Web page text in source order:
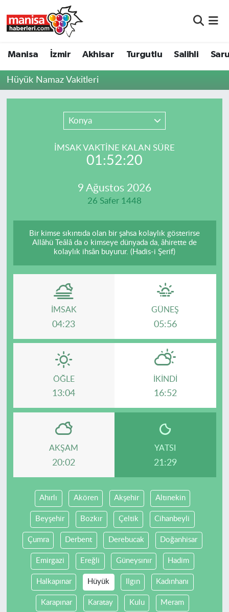
Manisa İzmir Akhisar Turgutlu Salihli
Hüyük Namaz Vakitleri
Konya
İMSAK VAKTİNE KALAN SÜRE
01:52:20
9 Ağustos 2026
26 Safer 1448
Bir kimse sıkıntıda olan bir şahsa kolaylık gösterirse
Allâhü Teâlâ da o kimseye dünyada da, âhirette de
kolaylık ihsân buyurur. (Hadis-i Şerif)
İMSAK
04:23
GÜNEŞ
05:56
ÖĞLE
13:04
İKINDI
16:52
AKŞAM
20:02
YATSI
21:29
Ahırlı Akören Akşehir Altınekin
Beyşehir Bozkır Çeltik Cihanbeyli
Çumra Derbent Derebucak Doğanhisar
Emirgazi Ereğli Güneysınır Hadim
Halkapınar Hüyük Ilgın Kadınhanı
Karapınar Karatay Kulu Meram
Akhisar
Resmi İlanlar
Manisa Nöbetçi Eczaneler
Manisa Namaz Vakitleri
Manisa Trafik Yoğunluk Haritası
Süper Lig Puan Durumu ve Fikstür
Son Dakika Haberleri
Haber Arşivi